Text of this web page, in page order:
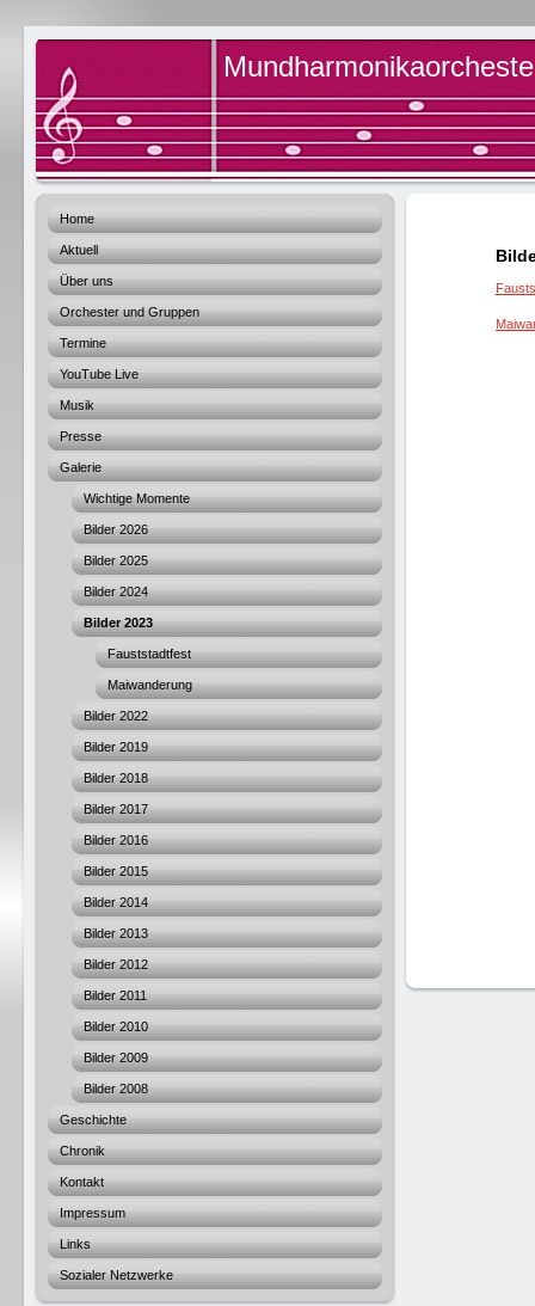
Home
Aktuell
Über uns
Orchester und Gruppen
Termine
YouTube Live
Musik
Presse
Galerie
Wichtige Momente
Bilder 2026
Bilder 2025
Bilder 2024
Bilder 2023
Fauststadtfest
Maiwanderung
Bilder 2022
Bilder 2019
Bilder 2018
Bilder 2017
Bilder 2016
Bilder 2015
Bilder 2014
Bilder 2013
Bilder 2012
Bilder 2011
Bilder 2010
Bilder 2009
Bilder 2008
Geschichte
Chronik
Kontakt
Impressum
Links
Sozialer Netzwerke